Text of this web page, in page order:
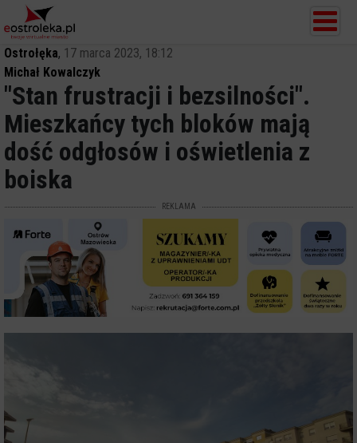
Ostrołęka, 17 marca 2023, 18:12
Michał Kowalczyk
"Stan frustracji i bezsilności".
Mieszkańcy tych bloków mają
dość odgłosów i oświetlenia z
boiska
REKLAMA